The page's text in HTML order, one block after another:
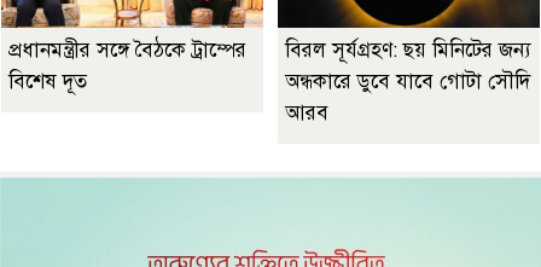
প্রধানমন্ত্রীর সঙ্গে বৈঠকে ট্রাম্পের
বিশেষ দূত
বিরল সূর্যগ্রহণ: ছয় মিনিটের জন্য
অন্ধকারে ডুবে যাবে গোটা সৌদি
আরব